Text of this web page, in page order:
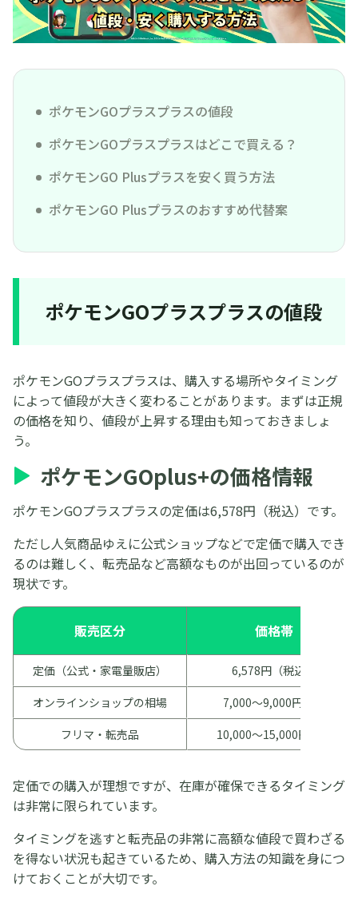
ポケモンGOプラスプラスの値段
ポケモンGOプラスプラスはどこで買える？
ポケモンGO Plusプラスを安く買う方法
ポケモンGO Plusプラスのおすすめ代替案
ポケモンGOプラスプラスの値段
ポケモンGOプラスプラスは、購入する場所やタイミング
によって値段が大きく変わることがあります。まずは正規
の価格を知り、値段が上昇する理由も知っておきましょ
う。
ポケモンGOplus+の価格情報
ポケモンGOプラスプラスの定価は6,578円（税込）です。
ただし人気商品ゆえに公式ショップなどで定価で購入でき
るのは難しく、転売品など高額なものが出回っているのが
現状です。
販売区分 価格帯
定価（公式・家電量販店）
6,578円（税込）
オンラインショップの相場
7,000〜9,000円前後
フリマ・転売品
10,000〜15,000円以上
定価での購入が理想ですが、在庫が確保できるタイミング
は非常に限られています。
タイミングを逃すと転売品の非常に高額な値段で買わざる
を得ない状況も起きているため、購入方法の知識を身につ
けておくことが大切です。